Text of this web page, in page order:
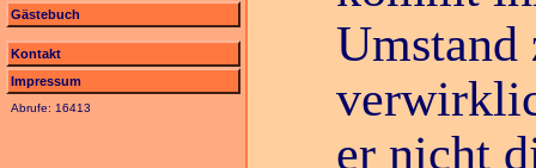
Gästebuch
Kontakt
Impressum
Abrufe: 16413
er nicht